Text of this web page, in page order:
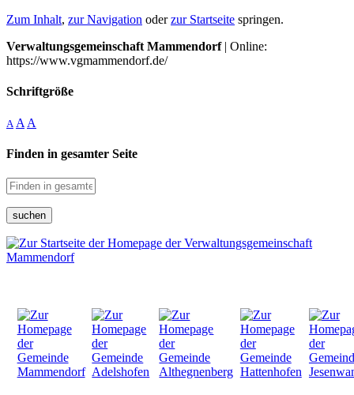
Zum Inhalt, zur Navigation oderzur Startseite springen.
Verwaltungsgemeinschaft Mammendorf| Online:
https://www.vgmammendorf.de/
Schriftgröße
A A A
Finden in gesamter Seite
suchen